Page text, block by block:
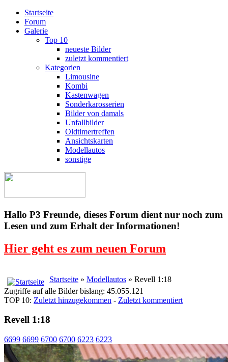
Startseite
Forum
Galerie
Top 10
neueste Bilder
zuletzt kommentiert
Kategorien
Limousine
Kombi
Kastenwagen
Sonderkarosserien
Bilder von damals
Unfallbilder
Oldtimertreffen
Ansichtskarten
Modellautos
sonstige
Hallo P3 Freunde, dieses Forum dient nur noch zum
Lesen und zum Erhalt der Informationen!
Hier geht es zum neuen Forum
Startseite » Modellautos » Revell 1:18
Zugriffe auf alle Bilder bislang: 45.055.121
TOP 10: Zuletzt hinzugekommen - Zuletzt kommentiert
Revell 1:18
6699 6699 6700 6700 6223 6223